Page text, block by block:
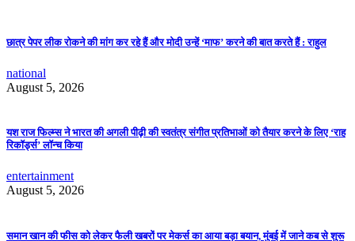
छात्र पेपर लीक रोकने की मांग कर रहे हैं और मोदी उन्हें ‘माफ’ करने की बात करते हैं : राहुल
national
August 5, 2026
यश राज फिल्म्स ने भारत की अगली पीढ़ी की स्वतंत्र संगीत प्रतिभाओं को तैयार करने के लिए ‘राह
रिकॉर्ड्स’ लॉन्च किया
entertainment
August 5, 2026
समान खान की फीस को लेकर फैली खबरों पर मेकर्स का आया बड़ा बयान, मुंबई में जाने कब से शुरू